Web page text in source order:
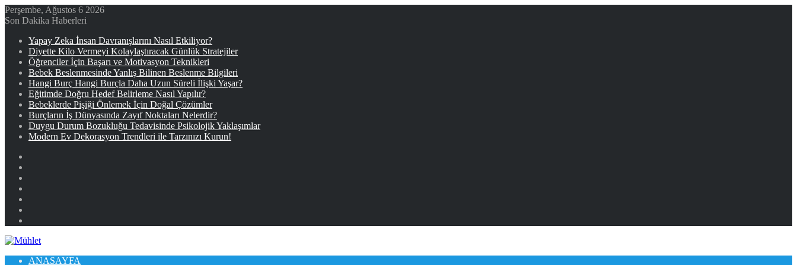
Perşembe, Ağustos 6 2026
Son Dakika Haberleri
Yapay Zeka İnsan Davranışlarını Nasıl Etkiliyor?
Diyette Kilo Vermeyi Kolaylaştıracak Günlük Stratejiler
Öğrenciler İçin Başarı ve Motivasyon Teknikleri
Bebek Beslenmesinde Yanlış Bilinen Beslenme Bilgileri
Hangi Burç Hangi Burçla Daha Uzun Süreli İlişki Yaşar?
Eğitimde Doğru Hedef Belirleme Nasıl Yapılır?
Bebeklerde Pişiği Önlemek İçin Doğal Çözümler
Burçların İş Dünyasında Zayıf Noktaları Nelerdir?
Duygu Durum Bozukluğu Tedavisinde Psikolojik Yaklaşımlar
Modern Ev Dekorasyon Trendleri ile Tarzınızı Kurun!
ANASAYFA